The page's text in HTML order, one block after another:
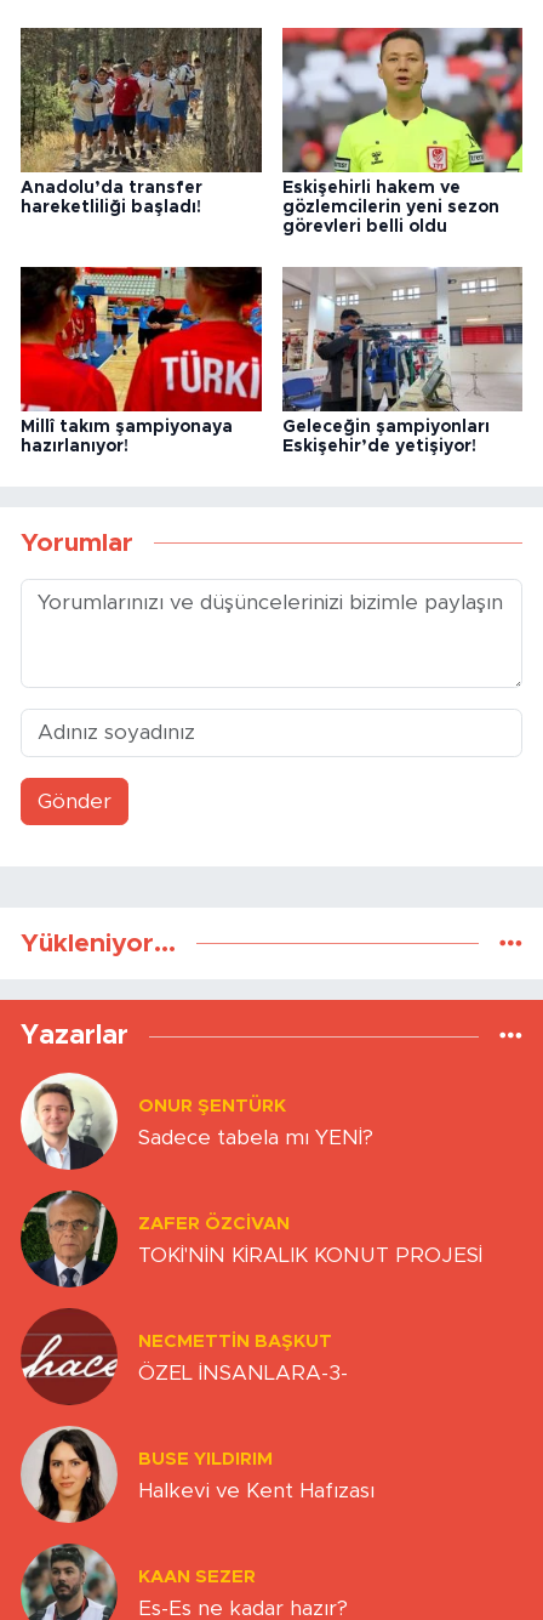
Anadolu’da transfer
hareketliliği başladı!
Eskişehirli hakem ve
gözlemcilerin yeni sezon
görevleri belli oldu
Millî takım şampiyonaya
hazırlanıyor!
Geleceğin şampiyonları
Eskişehir’de yetişiyor!
Yorumlar
Gönder
Yükleniyor...
Yazarlar
ONUR ŞENTÜRK
Sadece tabela mı YENİ?
ZAFER ÖZCIVAN
TOKİ'NİN KİRALIK KONUT PROJESİ
NECMETTIN BAŞKUT
ÖZEL İNSANLARA-3-
BUSE YILDIRIM
Halkevi ve Kent Hafızası
KAAN SEZER
Es-Es ne kadar hazır?